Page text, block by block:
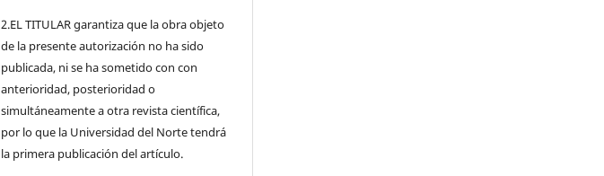
2.EL TITULAR garantiza que la obra objeto
de la presente autorización no ha sido
publicada, ni se ha sometido con con
anterioridad, posterioridad o
simultáneamente a otra revista científica,
por lo que la Universidad del Norte tendrá
la primera publicación del artículo.